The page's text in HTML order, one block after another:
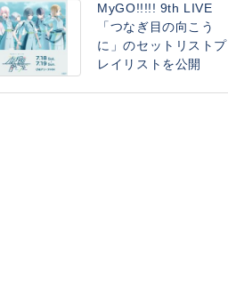
MyGO!!!!! 9th LIVE
「つなぎ目の向こう
に」のセットリストプ
レイリストを公開